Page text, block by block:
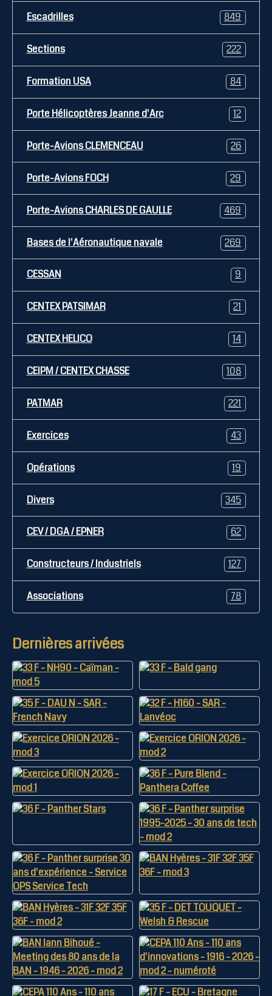
Escadrilles 849
Sections 222
Formation USA 84
Porte Hélicoptères Jeanne d'Arc 12
Porte-Avions CLEMENCEAU 26
Porte-Avions FOCH 29
Porte-Avions CHARLES DE GAULLE 469
Bases de l'Aéronautique navale 269
CESSAN 9
CENTEX PATSIMAR 21
CENTEX HELICO 14
CEIPM / CENTEX CHASSE 108
PATMAR 221
Exercices 43
Opérations 19
Divers 345
CEV / DGA / EPNER 62
Constructeurs / Industriels 127
Associations 78
Dernières arrivées